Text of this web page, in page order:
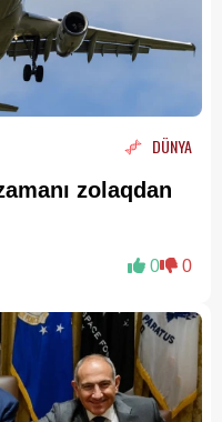
DÜNYA
zolaqdan
0 0